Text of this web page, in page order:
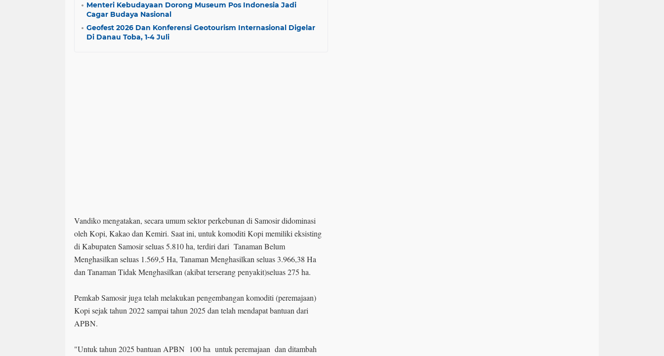
Menteri Kebudayaan Dorong Museum Pos Indonesia Jadi
Cagar Budaya Nasional
Geofest 2026 Dan Konferensi Geotourism Internasional Digelar
Di Danau Toba, 1-4 Juli
Vandiko mengatakan, secara umum sektor perkebunan di Samosir didominasi
oleh Kopi, Kakao dan Kemiri. Saat ini, untuk komoditi Kopi memiliki eksisting
di Kabupaten Samosir seluas 5.810 ha, terdiri dari Tanaman Belum
Menghasilkan seluas 1.569,5 Ha, Tanaman Menghasilkan seluas 3.966,38 Ha
dan Tanaman Tidak Menghasilkan (akibat terserang penyakit)seluas 275 ha.
Pemkab Samosir juga telah melakukan pengembangan komoditi (peremajaan)
Kopi sejak tahun 2022 sampai tahun 2025 dan telah mendapat bantuan dari
APBN.
"Untuk tahun 2025 bantuan APBN 100 ha untuk peremajaan dan ditambah